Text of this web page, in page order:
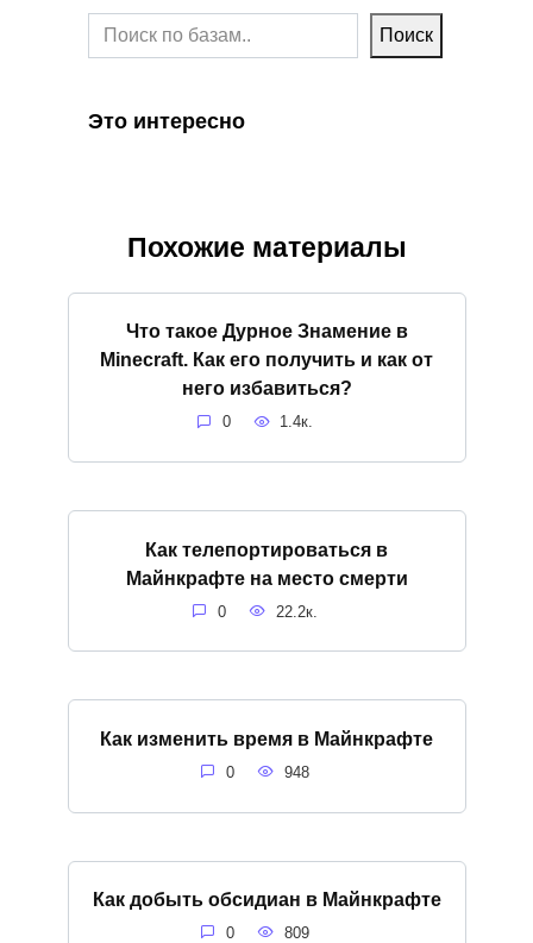
Поиск
Это интересно
Похожие материалы
Что такое Дурное Знамение в
Minecraft. Как его получить и как от
него избавиться?
0 1.4к.
Как телепортироваться в
Майнкрафте на место смерти
0 22.2к.
Как изменить время в Майнкрафте
0 948
Как добыть обсидиан в Майнкрафте
0 809